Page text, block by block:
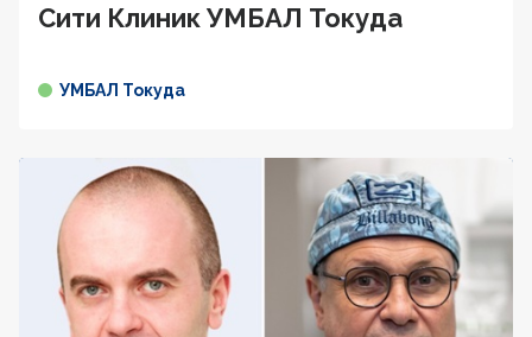
Сити Клиник УМБАЛ Токуда
УМБАЛ Токуда